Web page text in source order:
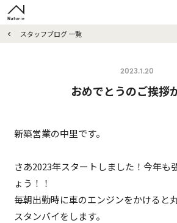
スタッフブログ 一覧
2023.1.20
おめでとうのご挨拶
新築営業の中里です。
さあ2023年スタートしました！今年も
ょう！！
毎朝出勤時に車のエンジンをかけると
スタンバイをします。